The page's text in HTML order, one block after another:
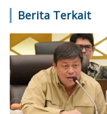
Berita Terkait